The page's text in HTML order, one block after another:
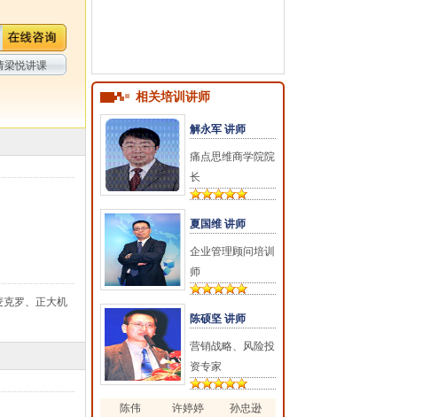
梁悦讲课
克罗、正大机
相关培训讲师
解永军 讲师
痛点思维商学院院
长
夏国维 讲师
企业管理顾问培训
师
陈硕坚 讲师
营销战略、风险投
资专家
陈伟 许婷婷
孙忠逊